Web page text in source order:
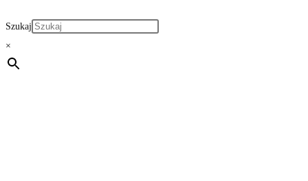
Szukaj
×